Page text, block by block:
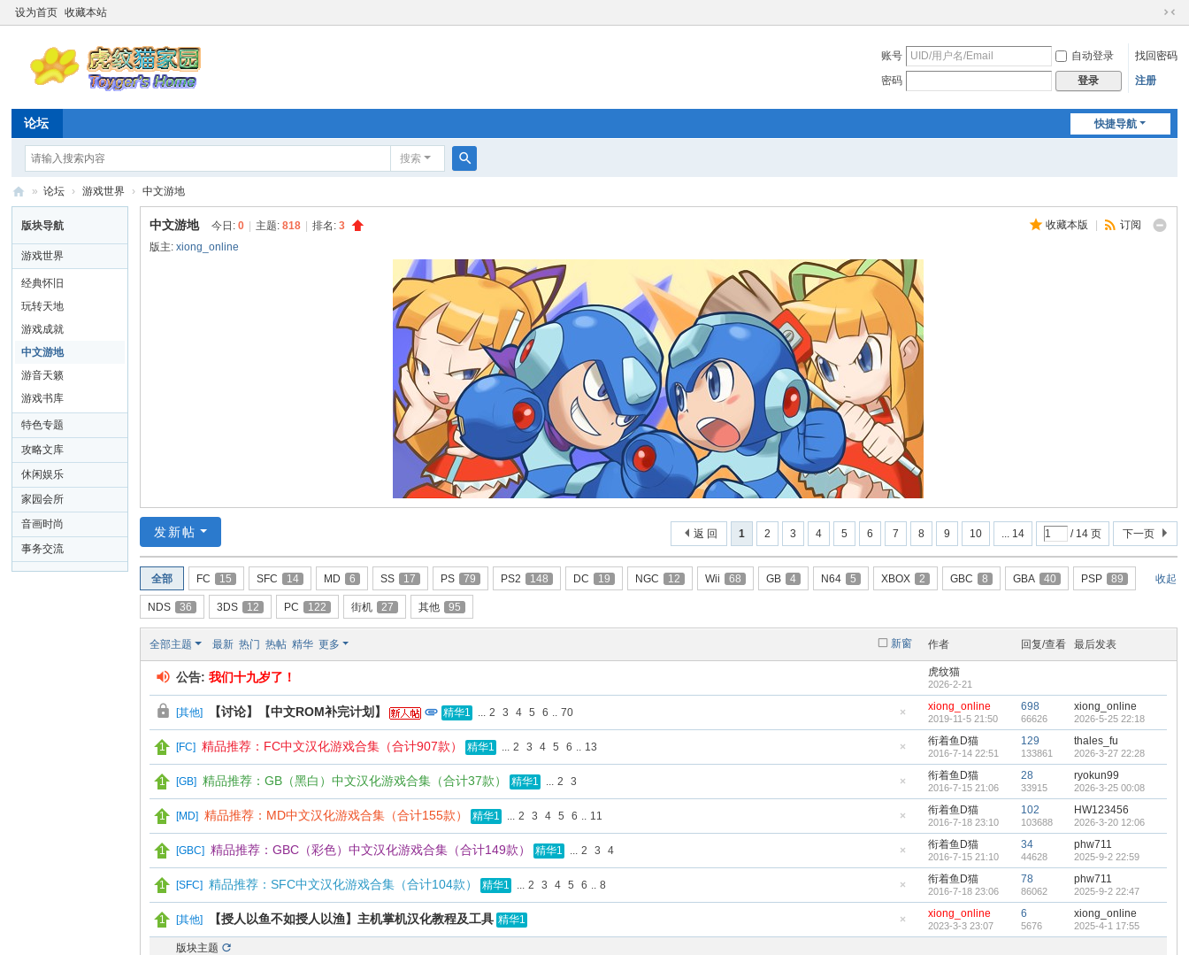
设为首页 收藏本站
切
到
账号 自动登录
找回密码
密码
登录 注册
快捷导航
论坛
搜索
索
纹
猫
☆
20
26
» 论坛 › 游戏世界 › 中文游地
版块导航
游戏世界
经典怀旧
玩转天地
游戏成就
中文游地
游音天籁
游戏书库
特色专题
攻略文库
休闲娱乐
家园会所
音画时尚
事务交流
收藏本版 订阅
中文游地 今日:0 主题:818 排名:3
版主:xiong_online
1 2 3 4 5 6 7 8 9 10 ... 14 / 14 页 下一页
返 回
发新帖
收起
全部 FC 15 SFC 14 MD 6 SS 17 PS 79 PS2 148 DC 19 NGC 12 Wii 68 GB 4 N64 5 XBOX 2 GBC 8 GBA 40 PSP 89
NDS 36 3DS 12 PC 122 街机 27 其他 95
新窗
全部主题 最新 热门 热帖 精华 更多 作者 回复/查看 最后发表
公告:我们十九岁了！ 虎纹猫
2026-2-21
藏
置
帖
[其他] 【讨论】【中文ROM补完计划】 精华1 ... 2 3 4 5 6 .. 70 xiong_online
2019-11-5 21:50
698
66626
xiong_online
2026-5-25 22:18
藏
置
帖
[FC] 精品推荐：FC中文汉化游戏合集（合计907款） 精华1 ... 2 3 4 5 6 .. 13 衔着鱼D猫
2016-7-14 22:51
129
133861
thales_fu
2026-3-27 22:28
藏
置
帖
[GB] 精品推荐：GB（黑白）中文汉化游戏合集（合计37款） 精华1 ... 2 3 衔着鱼D猫
2016-7-15 21:06
28
33915
ryokun99
2026-3-25 00:08
藏
置
帖
[MD] 精品推荐：MD中文汉化游戏合集（合计155款） 精华1 ... 2 3 4 5 6 .. 11 衔着鱼D猫
2016-7-18 23:10
102
103688
HW123456
2026-3-20 12:06
藏
置
帖
[GBC] 精品推荐：GBC（彩色）中文汉化游戏合集（合计149款） 精华1 ... 2 3 4 衔着鱼D猫
2016-7-15 21:10
34
44628
phw711
2025-9-2 22:59
藏
置
帖
[SFC] 精品推荐：SFC中文汉化游戏合集（合计104款） 精华1 ... 2 3 4 5 6 .. 8 衔着鱼D猫
2016-7-18 23:06
78
86062
phw711
2025-9-2 22:47
藏
[其他] 【授人以鱼不如授人以渔】主机掌机汉化教程及工具 精华1
xiong_online
2023-3-3 23:07
6
5676
xiong_online
2025-4-1 17:55
版块主题